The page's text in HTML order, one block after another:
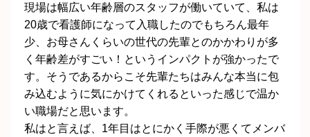
現場は幅広い年齢層のスタッフが働いていて、私は
20歳で看護師になって入職したのでもちろん最年
少、お母さんくらいの世代の先輩とのかかわりが多
く年齢差がすごい！というインパクトが強かったで
す。そうであるからこそ先輩たちはみんな本当に包
み込むように気にかけてくれるといった感じで温か
い職場だと思います。
私はと言えば、1年目はとにかく手際が悪くてメンバ